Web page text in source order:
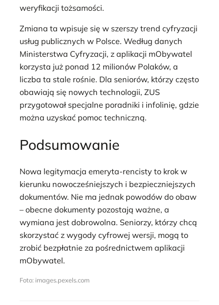
weryfikacji tożsamości.
Zmiana ta wpisuje się w szerszy trend cyfryzacji
usług publicznych w Polsce. Według danych
Ministerstwa Cyfryzacji, z aplikacji mObywatel
korzysta już ponad 12 milionów Polaków, a
liczba ta stale rośnie. Dla seniorów, którzy często
obawiają się nowych technologii, ZUS
przygotował specjalne poradniki i infolinię, gdzie
można uzyskać pomoc techniczną.
Podsumowanie
Nowa legitymacja emeryta-rencisty to krok w
kierunku nowocześniejszych i bezpieczniejszych
dokumentów. Nie ma jednak powodów do obaw
– obecne dokumenty pozostają ważne, a
wymiana jest dobrowolna. Seniorzy, którzy chcą
skorzystać z wygody cyfrowej wersji, mogą to
zrobić bezpłatnie za pośrednictwem aplikacji
mObywatel.
Foto: images.pexels.com